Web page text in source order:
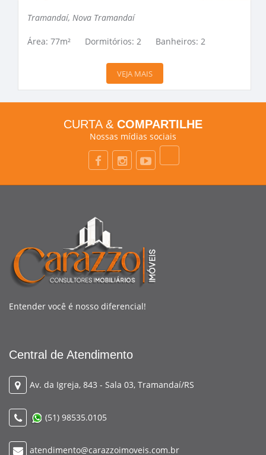
Tramandaí, Nova Tramandaí
Área: 77m² Dormitórios: 2 Banheiros: 2
VEJA MAIS
CURTA & COMPARTILHE
Nossas mídias sociais
Entender você é nosso diferencial!
Central de Atendimento
Av. da Igreja, 843 - Sala 03, Tramandaí/RS
(51) 98535.0105
atendimento@carazzoimoveis.com.br